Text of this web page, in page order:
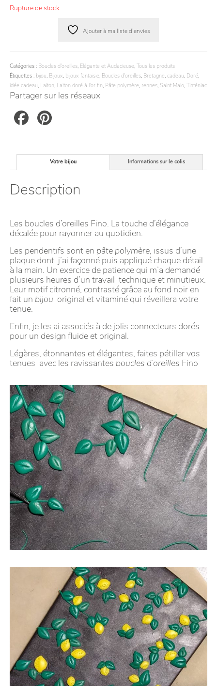
Rupture de stock
Ajouter à ma liste d’envies
Catégories : Boucles d'oreilles, Elégante et Audacieuse, Tous les produits
Étiquettes : bijou, Bijoux, bijoux fantaisie, Boucles d'oreilles, Bretagne, cadeau, Doré,
idée cadeau, Laiton, Laiton doré à l'or fin, Pâte polymère, rennes, Saint Malo, Tinténiac
Partager sur les réseaux
Facebook
Votre bijou Informations sur le colis
Description
Les boucles d’oreilles Fino. La touche d’élégance
décalée pour rayonner au quotidien.
Les pendentifs sont en pâte polymère, issus d’une
plaque dont j’ai façonné puis appliqué chaque détail
à la main. Un exercice de patience qui m’a demandé
plusieurs heures d’un travail technique et minutieux.
Leur motif citronné, contrasté grâce au fond noir en
fait un bijou original et vitaminé qui réveillera votre
tenue.
Enfin, je les ai associés à de jolis connecteurs dorés
pour un design fluide et original.
Légères, étonnantes et élégantes, faites pétiller vos
tenues avec les ravissantes boucles d’oreilles Fino